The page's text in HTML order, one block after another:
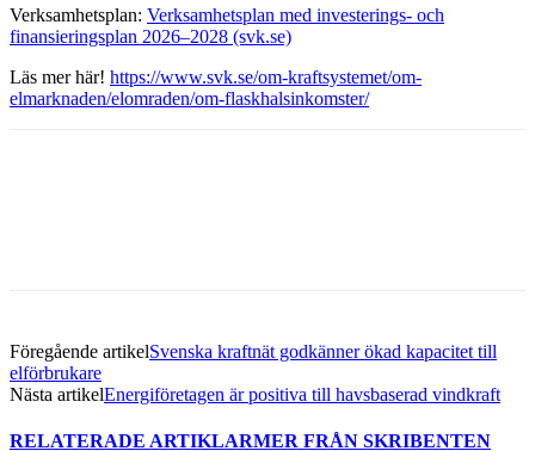
Verksamhetsplan: Verksamhetsplan med investerings- och
finansieringsplan 2026–2028 (svk.se)
Läs mer här! https://www.svk.se/om-kraftsystemet/om-
elmarknaden/elomraden/om-flaskhalsinkomster/
Föregående artikelSvenska kraftnät godkänner ökad kapacitet till
elförbrukare
Nästa artikelEnergiföretagen är positiva till havsbaserad vindkraft
RELATERADE ARTIKLARMER FRÅN SKRIBENTEN